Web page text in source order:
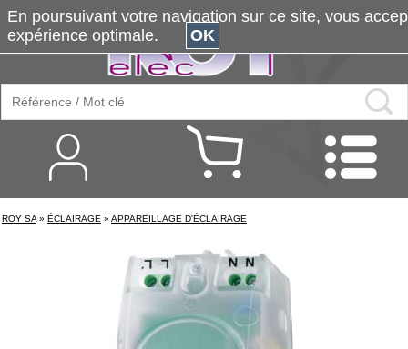
ROY SA » ÉCLAIRAGE » APPAREILLAGE D'ÉCLAIRAGE
En poursuivant votre navigation sur ce site, vous
expérience optimale.
OK